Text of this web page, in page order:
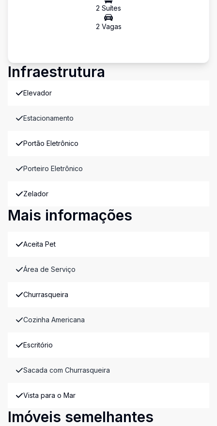
2 Suítes
2 Vagas
Infraestrutura
Elevador
Estacionamento
Portão Eletrônico
Porteiro Eletrônico
Zelador
Mais informações
Aceita Pet
Área de Serviço
Churrasqueira
Cozinha Americana
Escritório
Sacada com Churrasqueira
Vista para o Mar
Imóveis semelhantes